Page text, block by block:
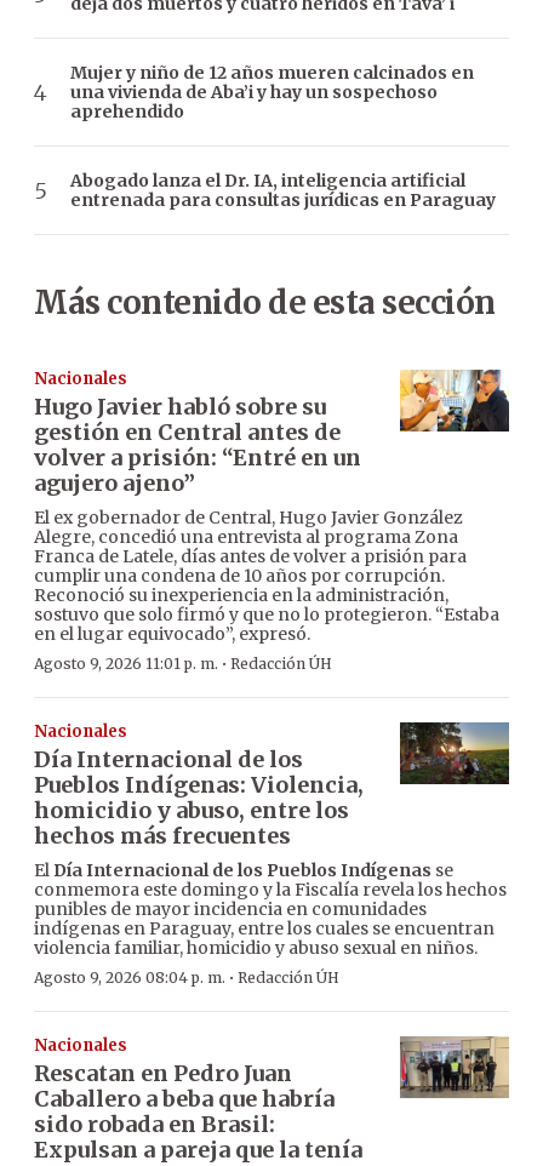
Mujer y niño de 12 años mueren calcinados en
una vivienda de Aba’i y hay un sospechoso
aprehendido
Abogado lanza el Dr. IA, inteligencia artificial
entrenada para consultas jurídicas en Paraguay
Más contenido de esta sección
Nacionales
Hugo Javier habló sobre su
gestión en Central antes de
volver a prisión: “Entré en un
agujero ajeno”
El ex gobernador de Central, Hugo Javier González
Alegre, concedió una entrevista al programa Zona
Franca de Latele, días antes de volver a prisión para
cumplir una condena de 10 años por corrupción.
Reconoció su inexperiencia en la administración,
sostuvo que solo firmó y que no lo protegieron. “Estaba
en el lugar equivocado”, expresó.
Agosto 9, 2026 11:01 p. m. · Redacción ÚH
Nacionales
Día Internacional de los
Pueblos Indígenas: Violencia,
homicidio y abuso, entre los
hechos más frecuentes
El Día Internacional de los Pueblos Indígenas se
conmemora este domingo y la Fiscalía revela los hechos
punibles de mayor incidencia en comunidades
indígenas en Paraguay, entre los cuales se encuentran
violencia familiar, homicidio y abuso sexual en niños.
Agosto 9, 2026 08:04 p. m. · Redacción ÚH
Nacionales
Rescatan en Pedro Juan
Caballero a beba que habría
sido robada en Brasil:
Expulsan a pareja que la tenía